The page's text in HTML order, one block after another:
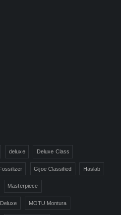
deluxe Deluxe Class
Gijoe Classified Haslab
Masterpiece
MOTU Montura